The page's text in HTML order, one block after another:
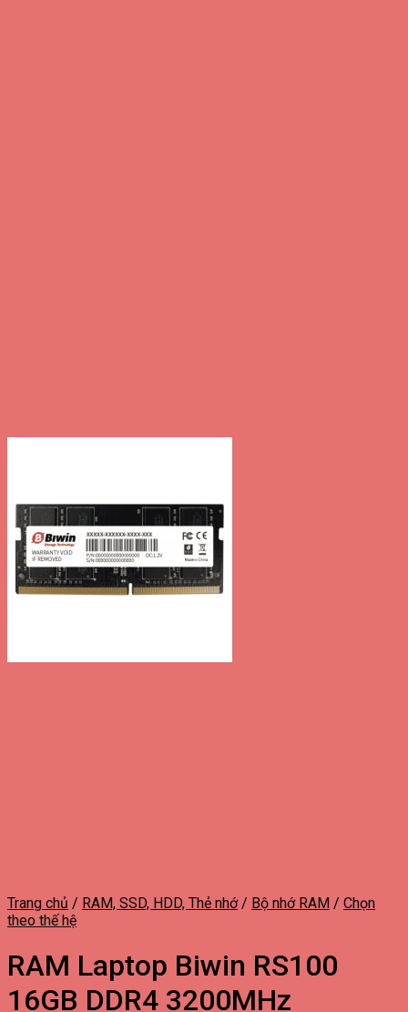
Trang chủ / RAM, SSD, HDD, Thẻ nhớ / Bộ nhớ RAM / Chọn
theo thế hệ
RAM Laptop Biwin RS100
16GB DDR4 3200MHz